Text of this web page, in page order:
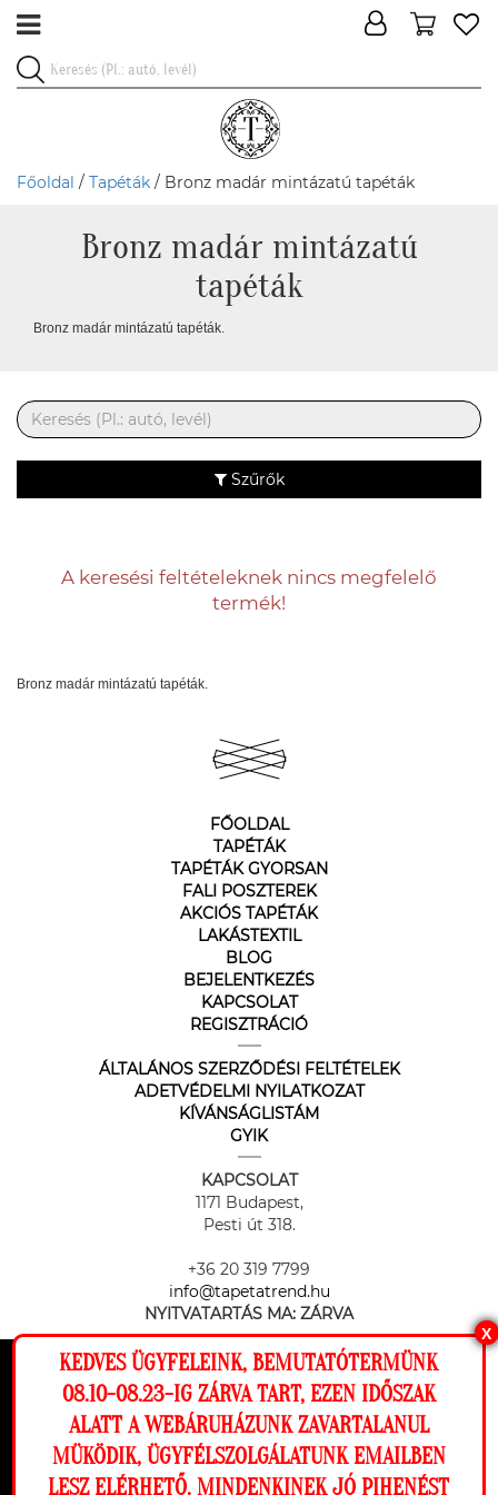
Ez a weboldal cookie-kat használ, hogy a
lehető legjobb élményt nyújtsa honlapunkon.
Beállítások
Főoldal / Tapéták / Bronz madár mintázatú tapéták
Bronz madár mintázatú
tapéták
Bronz madár mintázatú tapéták.
Szűrők
A keresési feltételeknek nincs megfelelő
termék!
Bronz madár mintázatú tapéták.
FŐOLDAL
TAPÉTÁK
TAPÉTÁK GYORSAN
FALI POSZTEREK
AKCIÓS TAPÉTÁK
LAKÁSTEXTIL
BLOG
BEJELENTKEZÉS
KAPCSOLAT
REGISZTRÁCIÓ
ÁLTALÁNOS SZERZŐDÉSI FELTÉTELEK
ADETVÉDELMI NYILATKOZAT
KÍVÁNSÁGLISTÁM
GYIK
KAPCSOLAT
1171 Budapest,
Pesti út 318.
+36 20 319 7799
info@tapetatrend.hu
NYITVATARTÁS MA: ZÁRVA
Az online fizetést a Barion Payment Zrt. biztosítja, MNB engedély
száma: H-EN-I-1064/2013
X
KEDVES ÜGYFELEINK, BEMUTATÓTERMÜNK
08.10-08.23-IG ZÁRVA TART, EZEN IDŐSZAK
ALATT A WEBÁRUHÁZUNK ZAVARTALANUL
MÜKÖDIK, ÜGYFÉLSZOLGÁLATUNK EMAILBEN
LESZ ELÉRHETŐ. MINDENKINEK JÓ PIHENÉST